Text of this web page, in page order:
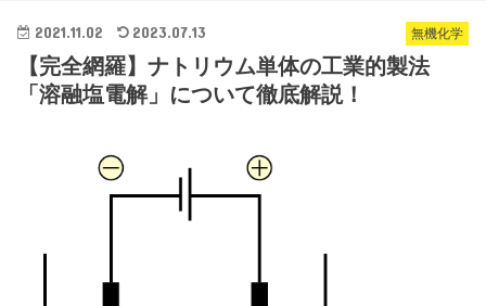
無機化学
2021.11.02 2023.07.13
【完全網羅】ナトリウム単体の工業的製法
「溶融塩電解」について徹底解説！